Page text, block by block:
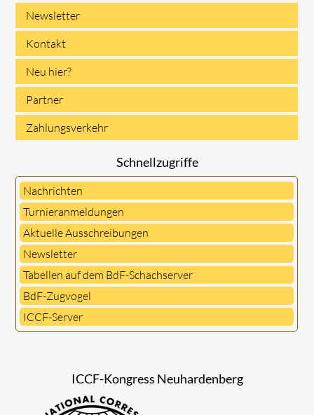
Newsletter
Kontakt
Neu hier?
Partner
Zahlungsverkehr
Schnellzugriffe
Nachrichten
Turnieranmeldungen
Aktuelle Ausschreibungen
Newsletter
Tabellen auf dem BdF-Schachserver
BdF-Zugvogel
ICCF-Server
ICCF-Kongress Neuhardenberg